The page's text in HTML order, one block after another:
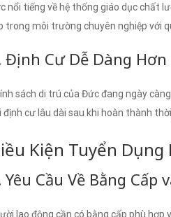
nổi tiếng về hệ thống giáo dục chất
trong môi trường chuyên nghiệp với
Định Cư Dễ Dàng Hơn
sách di trú của Đức đang ngày
định cư lâu dài sau khi hoàn thành
Kiện Tuyển Dụng
Yêu Cầu Về Bằng Cấp
lao động cần có bằng cấp phù